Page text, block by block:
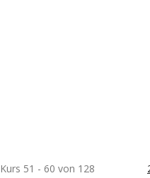
Kurs 51 - 60 von 128